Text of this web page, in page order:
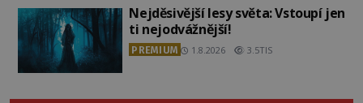
Nejděsivější lesy světa: Vstoupí jen
ti nejodvážnější!
PREMIUM 1.8.2026 3.5TIS